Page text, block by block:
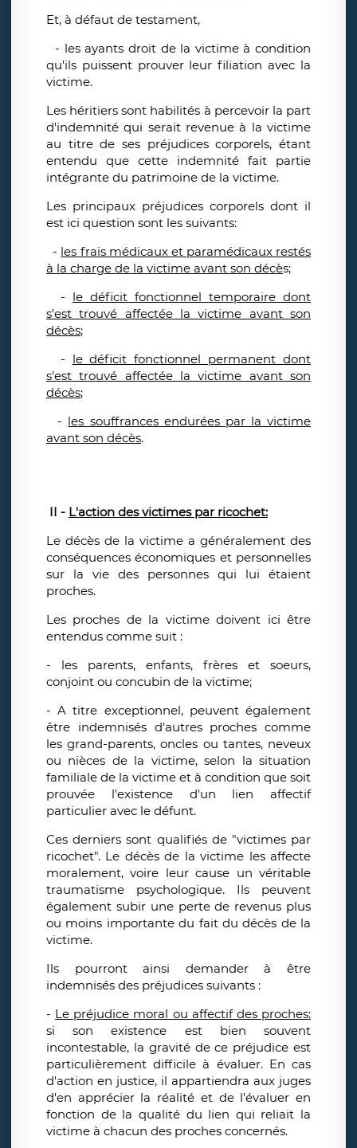
Et, à défaut de testament,
- les ayants droit de la victime à condition
qu'ils puissent prouver leur filiation avec la
victime.
Les héritiers sont habilités à percevoir la part
d'indemnité qui serait revenue à la victime
au titre de ses préjudices corporels, étant
entendu que cette indemnité fait partie
intégrante du patrimoine de la victime.
Les principaux préjudices corporels dont il
est ici question sont les suivants:
- les frais médicaux et paramédicaux restés
à la charge de la victime avant son décès;
- le déficit fonctionnel temporaire dont
s'est trouvé affectée la victime avant son
décès;
- le déficit fonctionnel permanent dont
s'est trouvé affectée la victime avant son
décès;
- les souffrances endurées par la victime
avant son décès.
II - L'action des victimes par ricochet:
Le décès de la victime a généralement des
conséquences économiques et personnelles
sur la vie des personnes qui lui étaient
proches.
Les proches de la victime doivent ici être
entendus comme suit :
- les parents, enfants, frères et soeurs,
conjoint ou concubin de la victime;
- A titre exceptionnel, peuvent également
être indemnisés d'autres proches comme
les grand-parents, oncles ou tantes, neveux
ou nièces de la victime, selon la situation
familiale de la victime et à condition que soit
prouvée l'existence d'un lien affectif
particulier avec le défunt.
Ces derniers sont qualifiés de "victimes par
ricochet". Le décès de la victime les affecte
moralement, voire leur cause un véritable
traumatisme psychologique. Ils peuvent
également subir une perte de revenus plus
ou moins importante du fait du décès de la
victime.
Ils pourront ainsi demander à être
indemnisés des préjudices suivants :
- Le préjudice moral ou affectif des proches:
si son existence est bien souvent
incontestable, la gravité de ce préjudice est
particulièrement difficile à évaluer. En cas
d'action en justice, il appartiendra aux juges
d'en apprécier la réalité et de l'évaluer en
fonction de la qualité du lien qui reliait la
victime à chacun des proches concernés.